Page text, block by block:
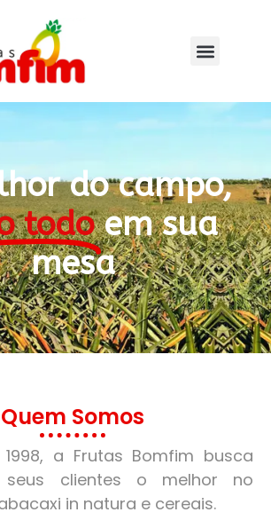
do campo,
todo em sua
mesa
Quem Somos
a Frutas Bomfim busca
clientes o melhor no
in natura e cereais.